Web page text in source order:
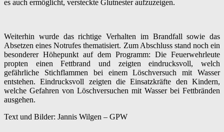
es auch ermöglicht, versteckte Glutnester aufzuzeigen.
Weiterhin wurde das richtige Verhalten im Brandfall sowie das
Absetzen eines Notrufes thematisiert. Zum Abschluss stand noch ein
besonderer Höhepunkt auf dem Programm: Die Feuerwehrleute
propten einen Fettbrand und zeigten eindrucksvoll, welch
gefährliche Stichflammen bei einem Löschversuch mit Wasser
entstehen. Eindrucksvoll zeigten die Einsatzkräfte den Kindern,
welche Gefahren von Löschversuchen mit Wasser bei Fettbränden
ausgehen.
Text und Bilder: Jannis Wilgen – GPW